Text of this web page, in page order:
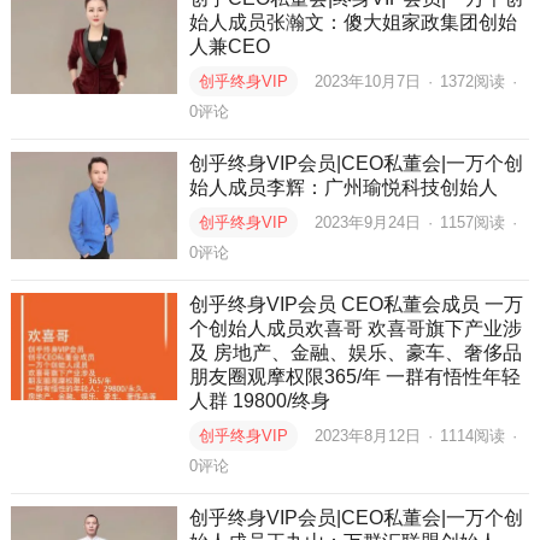
始人成员张瀚文：傻大姐家政集团创始
人兼CEO
创乎终身VIP 2023年10月7日 · 1372阅读 ·
0评论
创乎终身VIP会员|CEO私董会|一万个创
始人成员李辉：广‬州瑜悦科技创始人
创乎终身VIP 2023年9月24日 · 1157阅读 ·
0评论
创乎终身VIP会员 CEO私董会成员 一万
个创始人成员欢喜哥 欢喜哥旗下产业涉
及 房地产、金融、娱乐、豪车、奢侈品
朋友圈观摩权限365/年 一群有悟性年轻
人群 19800/终身
创乎终身VIP 2023年8月12日 · 1114阅读 ·
0评论
创乎终身VIP会员|CEO私董会|一万个创